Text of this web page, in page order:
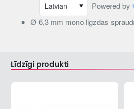
Powered by
Ø 6,3 mm mono ligzdas
Līdzīgi produkti